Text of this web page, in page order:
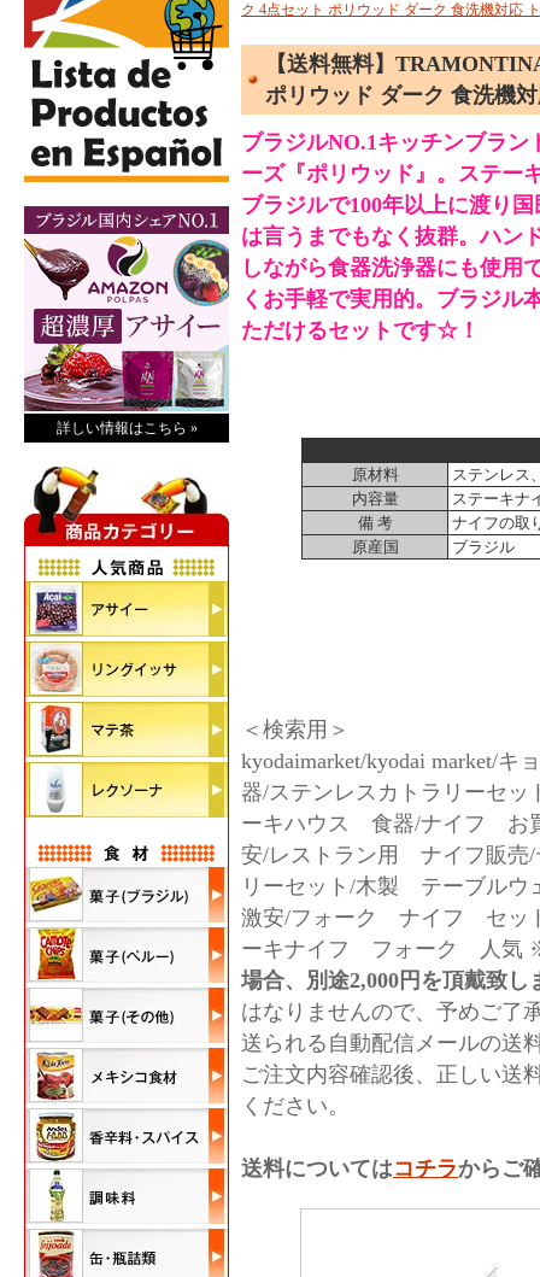
詳しい情報はこちら »
ク 4点セット ポリウッド ダーク 食洗機対応
【送料無料】
ポリウッド ダーク 食洗機
ブラジルNO.1キッチンブラ
ーズ『ポリウッド』。ステー
ブラジルで100年以上に渡り
は言うまでもなく抜群。ハン
しながら食器洗浄器にも使用
くお手軽で実用的。ブラジル
ただけるセットです☆！
原材料
ステンレス
内容量
ステーキナ
備 考
ナイフの取
原産国
ブラジル
＜検索用＞
kyodaimarket/kyodai market/
器/ステンレスカトラリーセ
ーキハウス 食器/ナイフ
安/レストラン用 ナイフ販
リーセット/木製 テーブル
激安/フォーク ナイフ セッ
ーキナイフ フォーク 人気
場合、別途2,000円を頂戴致し
はなりませんので、予めご了
送られる自動配信メールの送
ご注文内容確認後、正しい送
ください。
送料についてはコチラからご